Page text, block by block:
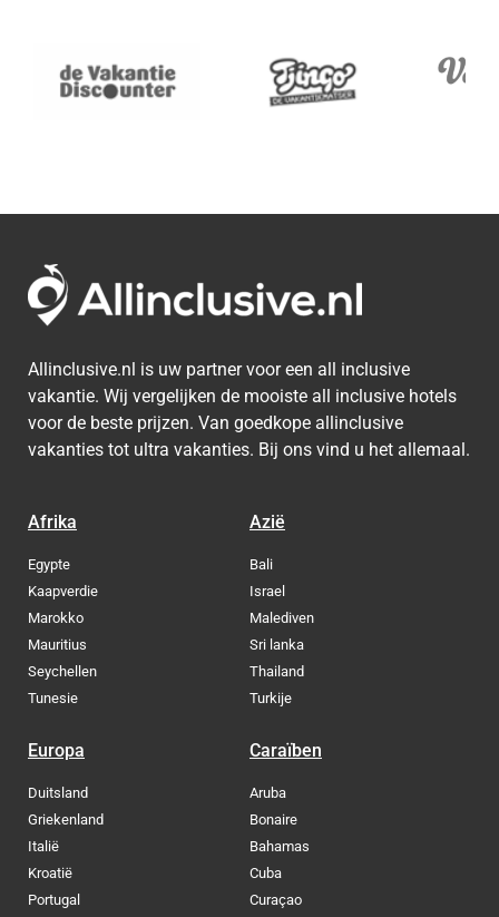
Allinclusive.nl is uw partner voor een all inclusive
vakantie. Wij vergelijken de mooiste all inclusive hotels
voor de beste prijzen. Van goedkope allinclusive
vakanties tot ultra vakanties. Bij ons vind u het allemaal.
Afrika
Egypte
Kaapverdie
Marokko
Mauritius
Seychellen
Tunesie
Azië
Bali
Israel
Malediven
Sri lanka
Thailand
Turkije
Europa
Duitsland
Griekenland
Italië
Kroatië
Portugal
Caraïben
Aruba
Bonaire
Bahamas
Cuba
Curaçao